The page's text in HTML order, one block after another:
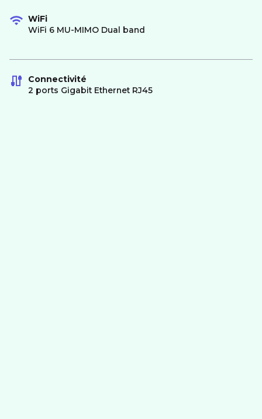
WiFi
WiFi 6 MU-MIMO Dual band
Connectivité
2 ports Gigabit Ethernet RJ45